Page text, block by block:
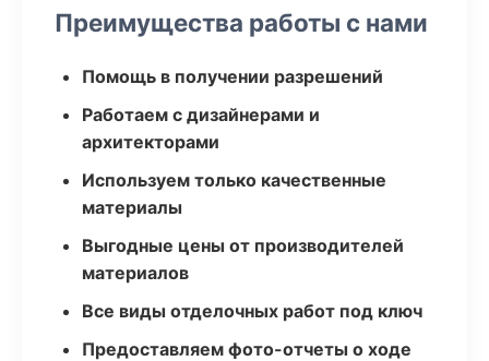
Преимущества работы с нами
Помощь в получении разрешений
Работаем с дизайнерами и
архитекторами
Используем только качественные
материалы
Выгодные цены от производителей
материалов
Все виды отделочных работ под ключ
Предоставляем фото-отчеты о ходе